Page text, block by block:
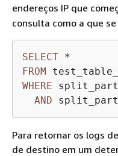
endereços IP que
consulta como a que
SELECT *
FROM
WHERE
AND
Para retornar os logs
de destino em um